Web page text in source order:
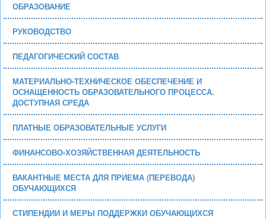
ОБРАЗОВАНИЕ
РУКОВОДСТВО
ПЕДАГОГИЧЕСКИЙ СОСТАВ
МАТЕРИАЛЬНО-ТЕХНИЧЕСКОЕ ОБЕСПЕЧЕНИЕ И
ОСНАЩЕННОСТЬ ОБРАЗОВАТЕЛЬНОГО ПРОЦЕССА.
ДОСТУПНАЯ СРЕДА
ПЛАТНЫЕ ОБРАЗОВАТЕЛЬНЫЕ УСЛУГИ
ФИНАНСОВО-ХОЗЯЙСТВЕННАЯ ДЕЯТЕЛЬНОСТЬ
ВАКАНТНЫЕ МЕСТА ДЛЯ ПРИЕМА (ПЕРЕВОДА)
ОБУЧАЮЩИХСЯ
СТИПЕНДИИ И МЕРЫ ПОДДЕРЖКИ ОБУЧАЮЩИХСЯ